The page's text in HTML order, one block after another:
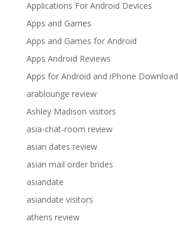
Applications For Android Devices
Apps and Games
Apps and Games for Android
Apps Android Reviews
Apps for Android and iPhone Download
arablounge review
Ashley Madison visitors
asia-chat-room review
asian dates review
asian mail order brides
asiandate
asiandate visitors
athens review